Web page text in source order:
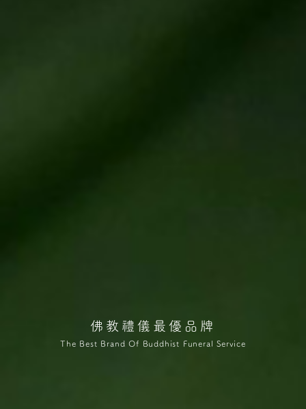
佛教禮儀最優品牌
The Best Brand Of Buddhist Funeral Service